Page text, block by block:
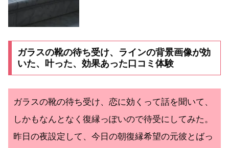
ガラスの靴の待ち受け、ラインの背景画像が効
いた、叶った、効果あった口コミ体験
ガラスの靴の待ち受け、恋に効くって話を聞いて、
しかもなんとなく復縁っぽいので待受にしてみた。
昨日の夜設定して、今日の朝復縁希望の元彼とばっ